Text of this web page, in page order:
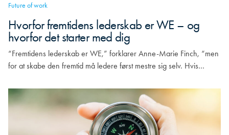
Future of work
Hvorfor fremtidens lederskab er WE – og
hvorfor det starter med dig
“Fremtidens lederskab er WE,” forklarer Anne-Marie Finch, “men
for at skabe den fremtid må ledere først mestre sig selv. Hvis…